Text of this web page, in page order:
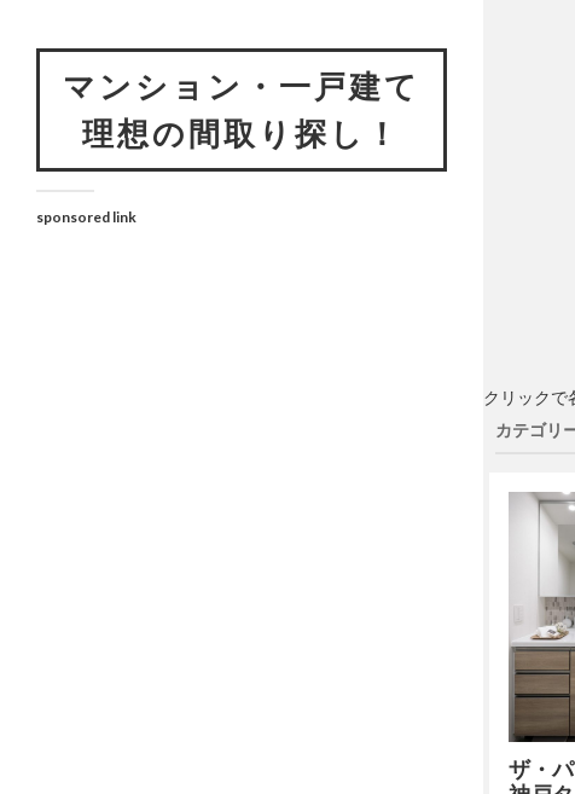
マンション・一戸建て
理想の間取り探し！
sponsored link
クリックで
カテゴリ
ザ・